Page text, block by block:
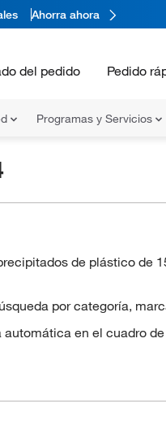
Ahorra ahora
del pedido Pedido
Programas y Servicios
de plástico de
por categoría,
en el cuadro